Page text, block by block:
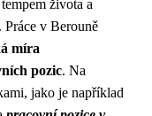
života a
v Berouně
míra
pozic. Na
jako je například